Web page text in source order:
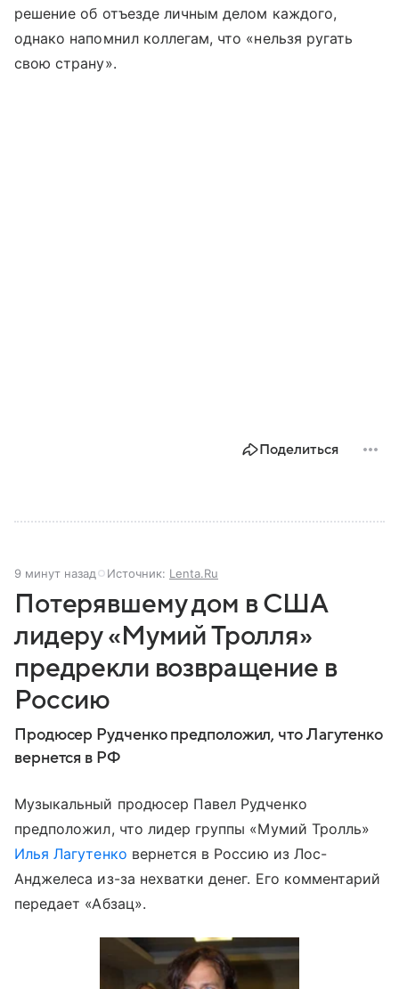
решение об отъезде личным делом каждого,
однако напомнил коллегам, что «нельзя ругать
свою страну».
Поделиться
9 минут назад Источник: Lenta.Ru
Потерявшему дом в США
лидеру «Мумий Тролля»
предрекли возвращение в
Россию
Продюсер Рудченко предположил, что Лагутенко
вернется в РФ
Музыкальный продюсер Павел Рудченко
предположил, что лидер группы «Мумий Тролль»
Илья Лагутенко вернется в Россию из Лос-
Анджелеса из-за нехватки денег. Его комментарий
передает «Абзац».